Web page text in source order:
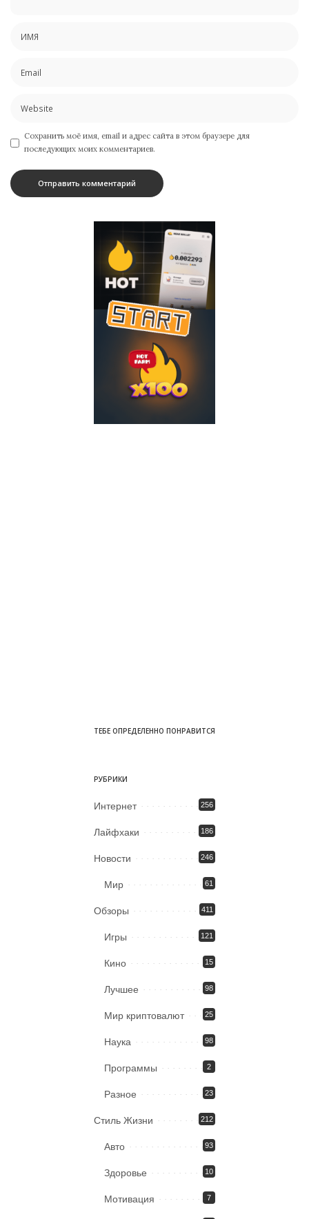
Сохранить моё имя, email и адрес сайта в этом браузере для
последующих моих комментариев.
ТЕБЕ ОПРЕДЕЛЕННО ПОНРАВИТСЯ
РУБРИКИ
Интернет 256
Лайфхаки 186
Новости 246
Мир 61
Обзоры 411
Игры 121
Кино 15
Лучшее 98
Мир криптовалют 25
Наука 98
Программы 2
Разное 23
Стиль Жизни 212
Авто 93
Здоровье 10
Мотивация 7